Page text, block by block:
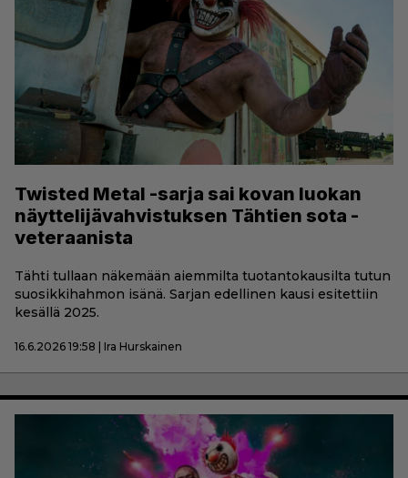
Twisted Metal -sarja sai kovan luokan
näyttelijävahvistuksen Tähtien sota -
veteraanista
Tähti tullaan näkemään aiemmilta tuotantokausilta tutun
suosikkihahmon isänä. Sarjan edellinen kausi esitettiin
kesällä 2025.
16.6.2026 19:58 | Ira Hurskainen